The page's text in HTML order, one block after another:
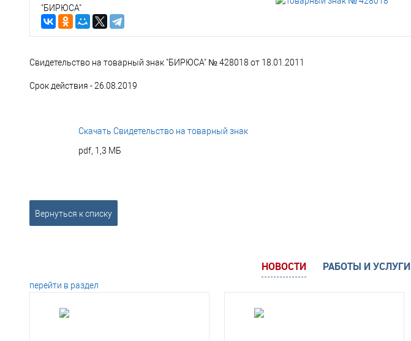
"БИРЮСА"
Свидетельство на товарный знак "БИРЮСА" № 428018 от 18.01.2011
Срок действия - 26.08.2019
Скачать Свидетельство на товарный знак
pdf, 1,3 МБ
Вернуться к списку
НОВОСТИ РАБОТЫ И УСЛУГИ
перейти в раздел